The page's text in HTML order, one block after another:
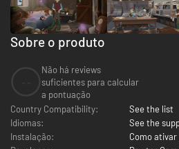
Sobre o produto
Não há reviews
suficientes para calcular
a pontuação
Country Compatibility:
See the list
Idiomas:
See the
Instalação:
Como